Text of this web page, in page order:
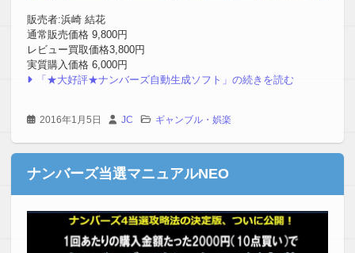
販売者:浜崎 結花
通常販売価格 9,800円
レビュー買取価格3,800円
実質購入価格 6,000円
「★大好評★ナンバーズ自動生成ソフト」の続きを読む
2016年1月5日 JC ギャンブル・娯楽
ナンバーズ当選マニュアルNEO